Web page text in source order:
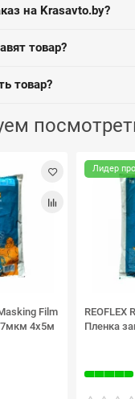
на Krasavto.by?
товар?
товар?
Film
4х5м
Лидер
REOFLEX
Пленка